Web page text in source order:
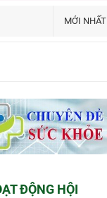
MỚI NHẤT
ĐỘNG HỘI